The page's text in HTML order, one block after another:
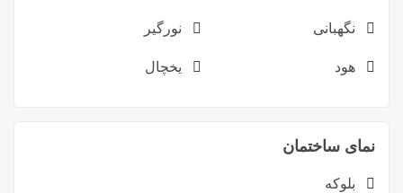
نگهبانی نورگیر
هود یخچال
نمای ساختمان
بلوکه